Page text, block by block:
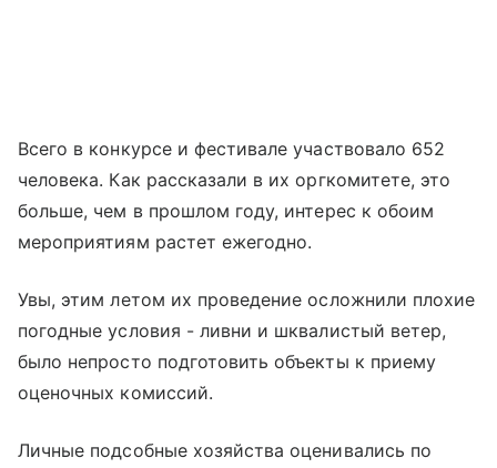
Всего в конкурсе и фестивале участвовало 652
человека. Как рассказали в их оргкомитете, это
больше, чем в прошлом году, интерес к обоим
мероприятиям растет ежегодно.
Увы, этим летом их проведение осложнили плохие
погодные условия - ливни и шквалистый ветер,
было непросто подготовить объекты к приему
оценочных комиссий.
Личные подсобные хозяйства оценивались по